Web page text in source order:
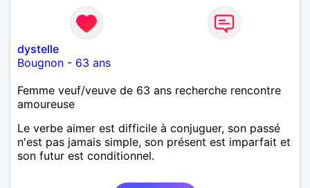
dystelle
Bougnon - 63 ans
Femme veuf/veuve de 63 ans recherche rencontre
amoureuse
Le verbe aimer est difficile à conjuguer, son passé
n'est pas jamais simple, son présent est imparfait et
son futur est conditionnel.